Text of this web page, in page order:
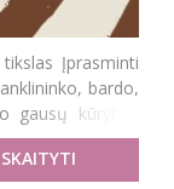
Įprasminti
bardo,
kūrybinį
SKAITYTI